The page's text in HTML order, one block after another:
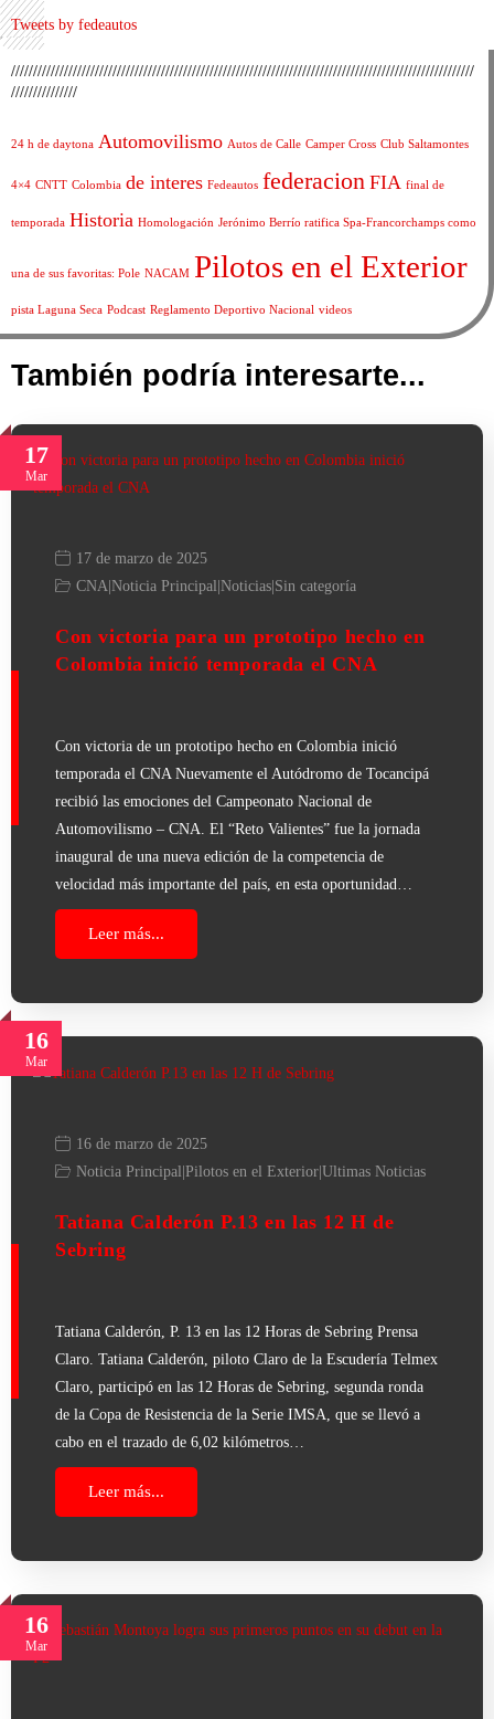
Tweets by fedeautos
/////////////////////////////////////////////////////////////////////////////////////////////////////////
///////////////
24 h de daytona Automovilismo Autos de Calle Camper Cross Club Saltamontes
4×4 CNTT Colombia de interes Fedeautos federacion FIA final de
temporada Historia Homologación Jerónimo Berrío ratifica Spa-Francorchamps como
una de sus favoritas: Pole NACAM Pilotos en el Exterior
pista Laguna Seca Podcast Reglamento Deportivo Nacional videos
También podría interesarte...
17
Mar
17 de marzo de 2025
CNA|Noticia Principal|Noticias|Sin categoría
Con victoria para un prototipo hecho en
Colombia inició temporada el CNA
Con victoria de un prototipo hecho en Colombia inició
temporada el CNA Nuevamente el Autódromo de Tocancipá
recibió las emociones del Campeonato Nacional de
Automovilismo – CNA. El “Reto Valientes” fue la jornada
inaugural de una nueva edición de la competencia de
velocidad más importante del país, en esta oportunidad…
Leer más...
16
Mar
16 de marzo de 2025
Noticia Principal Pilotos en el Exterior Ultimas Noticias
Tatiana Calderón P.13 en las 12 H de
Sebring
Tatiana Calderón, P. 13 en las 12 Horas de Sebring Prensa
Claro. Tatiana Calderón, piloto Claro de la Escudería Telmex
Claro, participó en las 12 Horas de Sebring, segunda ronda
de la Copa de Resistencia de la Serie IMSA, que se llevó a
cabo en el trazado de 6,02 kilómetros…
Leer más...
16
Mar